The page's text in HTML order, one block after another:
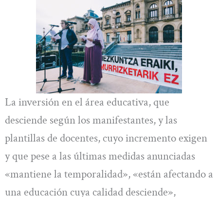
La inversión en el área educativa, que
desciende según los manifestantes, y las
plantillas de docentes, cuyo incremento exigen
y que pese a las últimas medidas anunciadas
«mantiene la temporalidad», «están afectando a
una educación cuya calidad desciende»,